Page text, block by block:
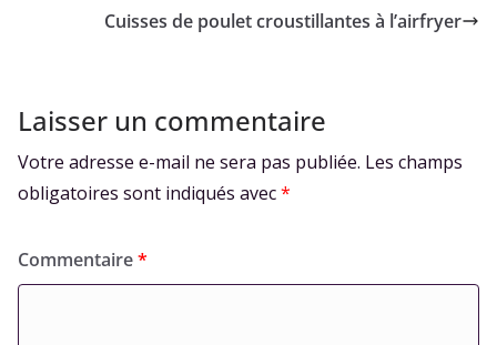
Cuisses de poulet croustillantes à l’airfryer
Laisser un commentaire
Votre adresse e-mail ne sera pas publiée. Les champs
obligatoires sont indiqués avec*
Commentaire*